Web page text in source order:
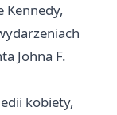
Kennedy,
Johna F.
kobiety,